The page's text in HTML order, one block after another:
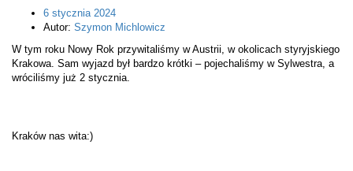
6 stycznia 2024
Autor: Szymon Michlowicz
W tym roku Nowy Rok przywitaliśmy w Austrii, w okolicach styryjskiego
Krakowa. Sam wyjazd był bardzo krótki – pojechaliśmy w Sylwestra, a
wróciliśmy już 2 stycznia.
Kraków nas wita:)